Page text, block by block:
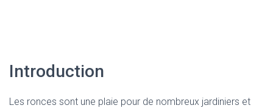
Introduction
Les ronces sont une plaie pour de nombreux jardiniers et